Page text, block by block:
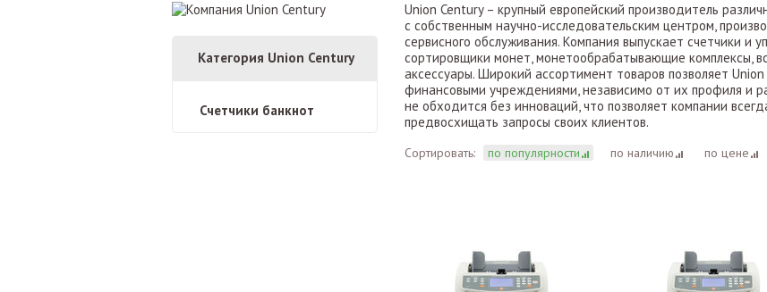
Категория Union Century
Счетчики банкнот
Union Century – крупный европейский производитель
с собственным научно-исследовательским центром,
сервисного обслуживания. Компания выпускает счетчики и
сортировщики монет, монетообрабатывающие комплексы,
аксессуары. Широкий ассортимент товаров позволяет
финансовыми учреждениями, независимо от их профиля и
не обходится без инноваций, что позволяет компании
предвосхищать запросы своих клиентов.
Сортировать: по популярности по наличию по цене